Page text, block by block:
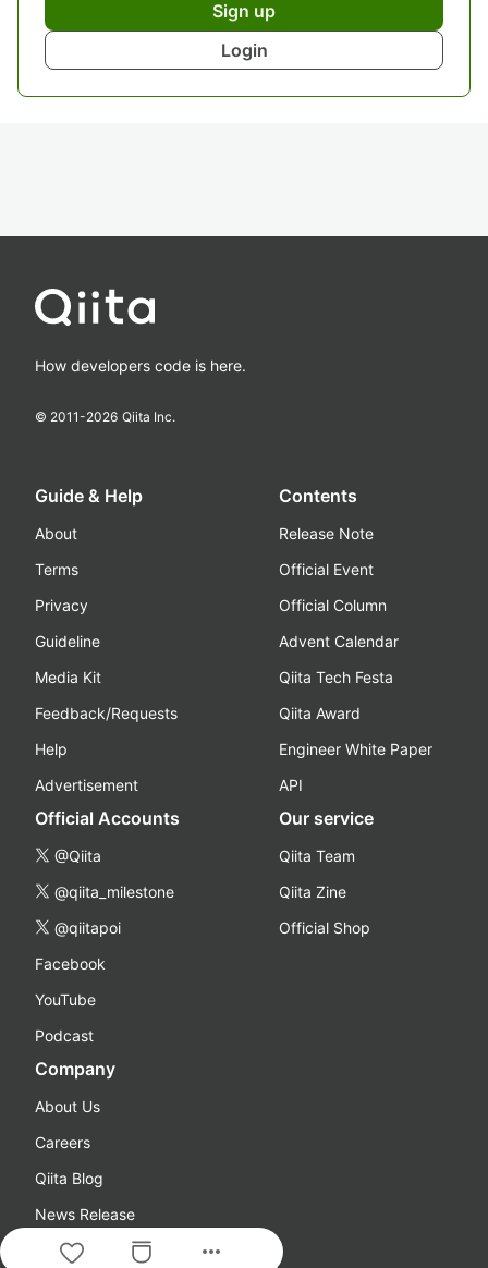
Sign up
Login
more_horiz
How developers code is here.
© 2011-2026 Qiita Inc.
Guide & Help
About
Terms
Privacy
Guideline
Media Kit
Feedback/Requests
Help
Advertisement
Contents
Release Note
Official Event
Official Column
Advent Calendar
Qiita Tech Festa
Qiita Award
Engineer White Paper
API
Official Accounts
@Qiita
@qiita_milestone
@qiitapoi
Facebook
YouTube
Podcast
Our service
Qiita Team
Qiita Zine
Official Shop
Company
About Us
Careers
Qiita Blog
News Release